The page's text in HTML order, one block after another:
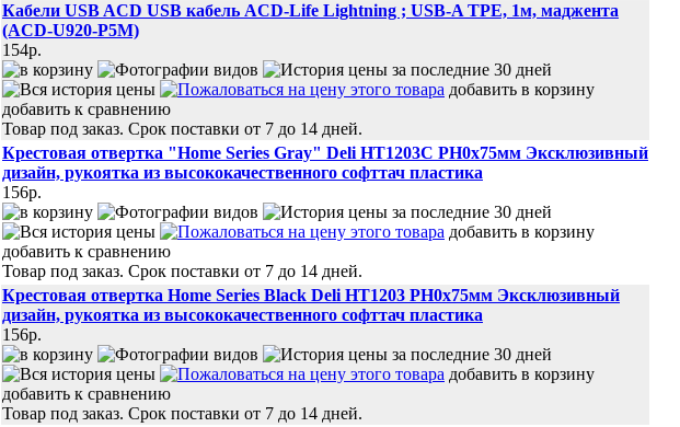
Кабели USB ACD USB кабель ACD-Life Lightning ; USB-A TPE, 1м, маджента
(ACD-U920-P5M)
154p.
добавить в корзину
добавить к сравнению
Товар под заказ. Срок поставки от 7 до 14 дней.
Крестовая отвертка "Home Series Gray" Deli HT1203C PH0x75мм Эксклюзивный
дизайн, рукоятка из высококачественного софттач пластика
156p.
добавить в корзину
добавить к сравнению
Товар под заказ. Срок поставки от 7 до 14 дней.
Крестовая отвертка Home Series Black Deli HT1203 PH0x75мм Эксклюзивный
дизайн, рукоятка из высококачественного софттач пластика
156p.
добавить в корзину
добавить к сравнению
Товар под заказ. Срок поставки от 7 до 14 дней.